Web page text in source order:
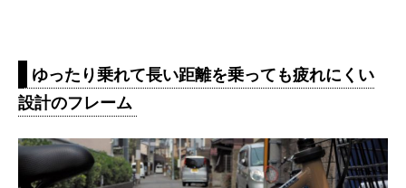
ゆったり乗れて長い距離を乗っても疲れにくい
設計のフレーム